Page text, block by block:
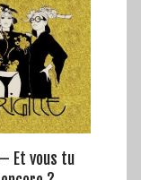
Et vous tu